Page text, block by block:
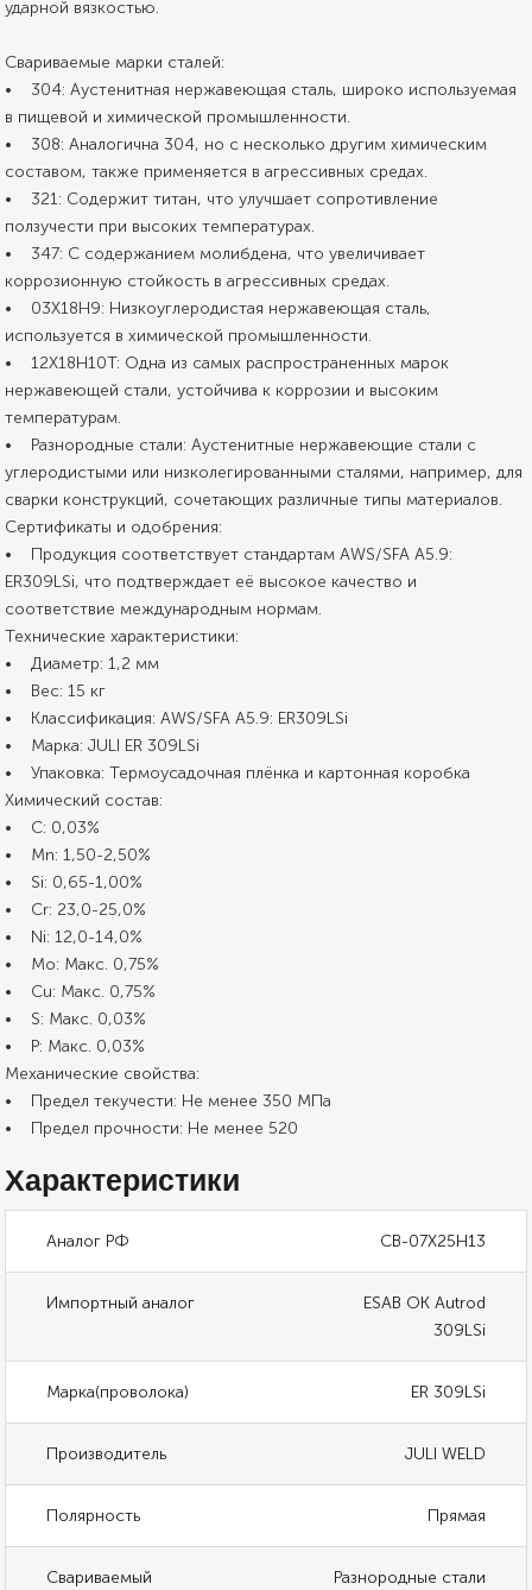
ударной вязкостью.
Свариваемые марки сталей:
• 304: Аустенитная нержавеющая сталь, широко используемая
в пищевой и химической промышленности.
• 308: Аналогична 304, но с несколько другим химическим
составом, также применяется в агрессивных средах.
• 321: Содержит титан, что улучшает сопротивление
ползучести при высоких температурах.
• 347: С содержанием молибдена, что увеличивает
коррозионную стойкость в агрессивных средах.
• 03Х18Н9: Низкоуглеродистая нержавеющая сталь,
используется в химической промышленности.
• 12Х18Н10Т: Одна из самых распространенных марок
нержавеющей стали, устойчива к коррозии и высоким
температурам.
• Разнородные стали: Аустенитные нержавеющие стали с
углеродистыми или низколегированными сталями, например, для
сварки конструкций, сочетающих различные типы материалов.
Сертификаты и одобрения:
• Продукция соответствует стандартам AWS/SFA A5.9:
ER309LSi, что подтверждает её высокое качество и
соответствие международным нормам.
Технические характеристики:
• Диаметр: 1,2 мм
• Вес: 15 кг
• Классификация: AWS/SFA A5.9: ER309LSi
• Марка: JULI ER 309LSi
• Упаковка: Термоусадочная плёнка и картонная коробка
Химический состав:
• C: 0,03%
• Mn: 1,50-2,50%
• Si: 0,65-1,00%
• Cr: 23,0-25,0%
• Ni: 12,0-14,0%
• Mo: Макс. 0,75%
• Cu: Макс. 0,75%
• S: Макс. 0,03%
• P: Макс. 0,03%
Механические свойства:
• Предел текучести: Не менее 350 МПа
• Предел прочности: Не менее 520
Характеристики
Аналог РФ СВ-07Х25Н13
Импортный аналог
ESAB OK Autrod
309LSi
Марка(проволока) ER 309LSi
Производитель JULI WELD
Полярность Прямая
Свариваемый
Разнородные стали